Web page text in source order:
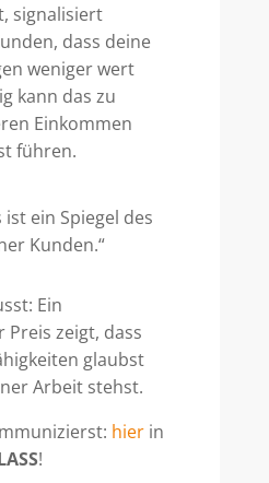
signalisiert
dass deine
weniger wert
kann das zu
Einkommen
führen.
ist ein Spiegel des
Kunden.“
Ein
Preis zeigt, dass
glaubst
Arbeit stehst.
hierin
!